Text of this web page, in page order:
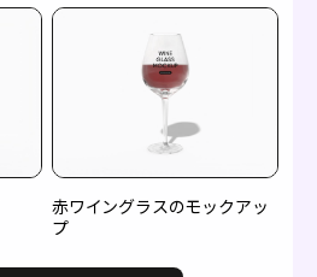
赤ワイングラスのモックアッ
プ